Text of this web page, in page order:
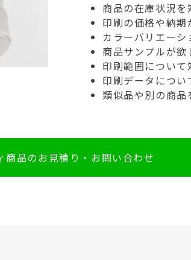
商品の在庫状況を
印刷の価格や納期
カラーバリエー
商品サンプルが欲
印刷範囲について
印刷データについ
類似品や別の商
商品のお見積り・お問い合わせ